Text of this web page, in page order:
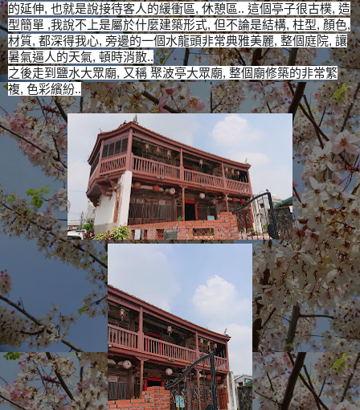
的延伸, 也就是說接待客人的緩衝區, 休憩區.. 這個亭子很古樸, 造
型簡單 ,我說不上是屬於什麼建築形式, 但不論是結構, 柱型, 顏色,
材質, 都深得我心, 旁邊的一個水龍頭非常典雅美麗, 整個庭院, 讓
暑氣逼人的天氣, 頓時消散..
之後走到鹽水大眾廟, 又稱 聚波亭大眾廟, 整個廟修築的非常繁
複, 色彩繽紛..